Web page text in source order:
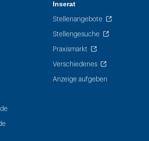
Inserat
Stellenangebote
Stellengesuche
Praxismarkt
Verschiedenes
Anzeige aufgeben